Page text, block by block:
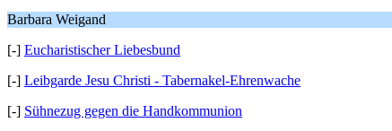
Barbara Weigand
[-] Eucharistischer Liebesbund
[-] Leibgarde Jesu Christi - Tabernakel-Ehrenwache
[-] Sühnezug gegen die Handkommunion